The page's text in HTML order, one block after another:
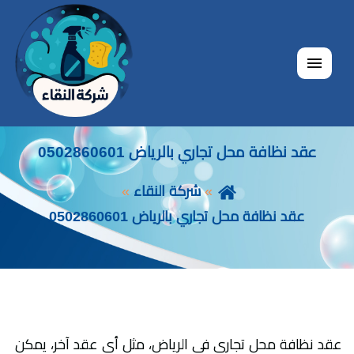
القائمة
عقد نظافة محل تجاري بالرياض 0502860601
شركة النقاء
عقد نظافة محل تجاري بالرياض 0502860601
عقد نظافة محل تجاري في الرياض، مثل أي عقد آخر، يمكن